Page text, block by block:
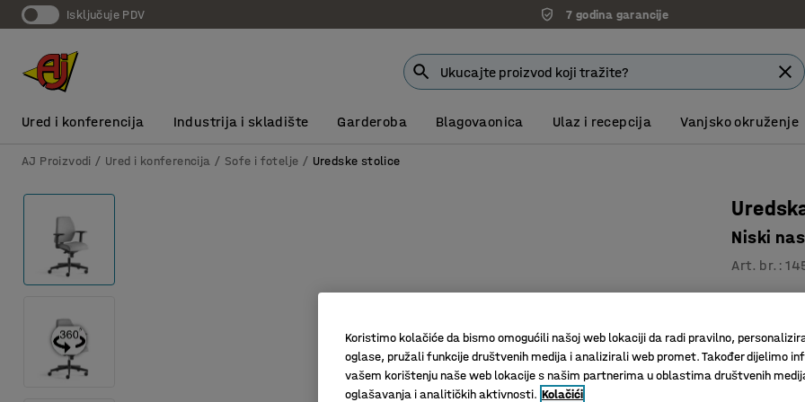
Isključuje PDV 7 godina garancije
Ured i konferencija Industrija i skladište Garderoba Blagovaonica Ulaz i recepcija Vanjsko okruženje
AJ Proizvodi Ured i konferencija Sofe i fotelje Uredske stolice
Niski
Art. br. :
100%
Naslon za
Koristimo kolačiće da bismo omogućili našoj web lokaciji da radi pravilno,
oglase, pružali funkcije društvenih medija i analizirali web promet. Također dijelimo
vašem korištenju naše web lokacije s našim partnerima u oblastima društvenih
oglašavanja i analitičkih aktivnosti. Kolačići